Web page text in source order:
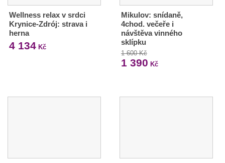
Wellness relax v srdci
Krynice-Zdrój: strava i
herna
4 134 Kč
Mikulov: snídaně,
4chod. večeře i
návštěva vinného
sklípku
1 600 Kč
1 390 Kč